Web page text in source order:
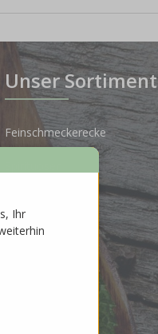
Unser Sortiment
Feinschmeckerecke
Neuheiten
Ihr